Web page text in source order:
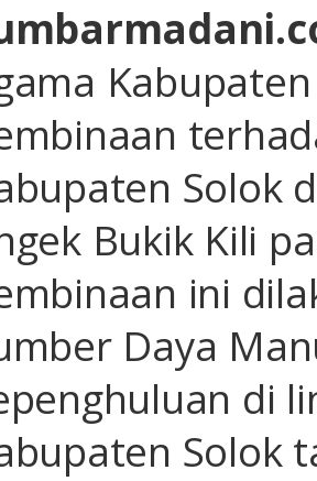
Solok
Bukik Kili
ini
Daya
di
Solok